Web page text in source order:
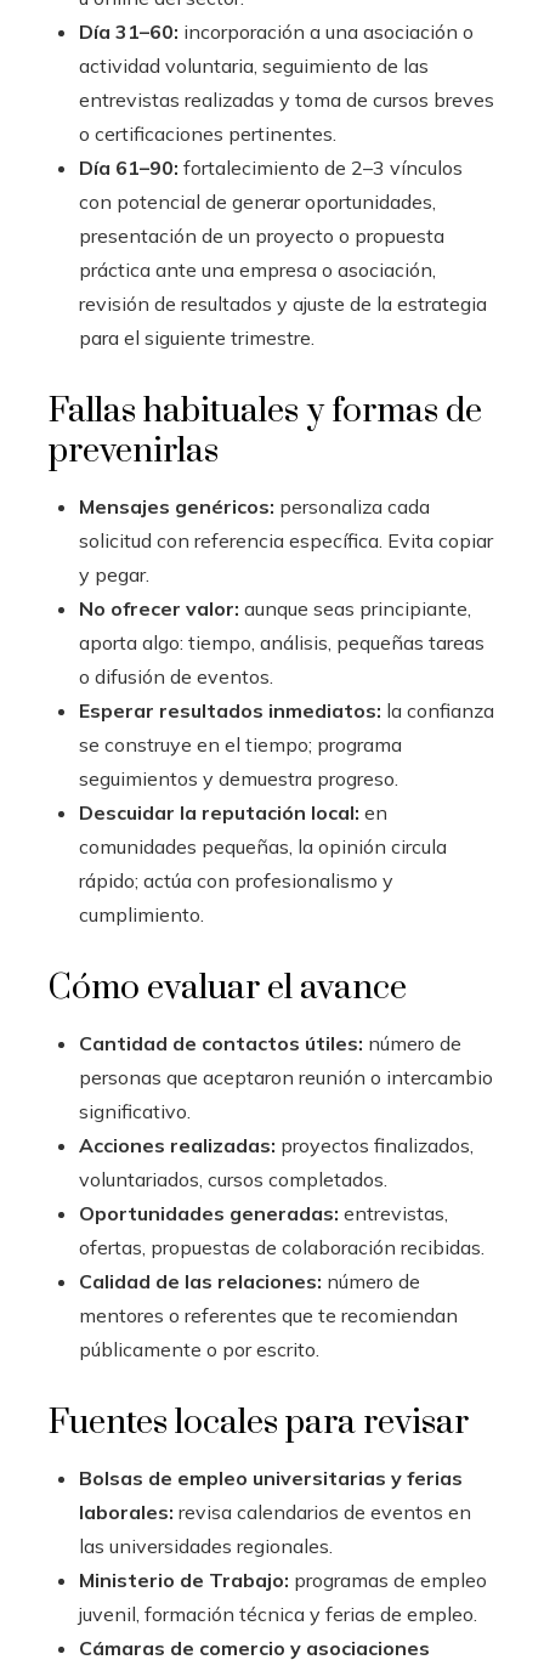
Día 31–60: incorporación a una asociación o
actividad voluntaria, seguimiento de las
entrevistas realizadas y toma de cursos breves
o certificaciones pertinentes.
Día 61–90: fortalecimiento de 2–3 vínculos
con potencial de generar oportunidades,
presentación de un proyecto o propuesta
práctica ante una empresa o asociación,
revisión de resultados y ajuste de la estrategia
para el siguiente trimestre.
Fallas habituales y formas de
prevenirlas
Mensajes genéricos: personaliza cada
solicitud con referencia específica. Evita copiar
y pegar.
No ofrecer valor: aunque seas principiante,
aporta algo: tiempo, análisis, pequeñas tareas
o difusión de eventos.
Esperar resultados inmediatos: la confianza
se construye en el tiempo; programa
seguimientos y demuestra progreso.
Descuidar la reputación local: en
comunidades pequeñas, la opinión circula
rápido; actúa con profesionalismo y
cumplimiento.
Cómo evaluar el avance
Cantidad de contactos útiles: número de
personas que aceptaron reunión o intercambio
significativo.
Acciones realizadas: proyectos finalizados,
voluntariados, cursos completados.
Oportunidades generadas: entrevistas,
ofertas, propuestas de colaboración recibidas.
Calidad de las relaciones: número de
mentores o referentes que te recomiendan
públicamente o por escrito.
Fuentes locales para revisar
Bolsas de empleo universitarias y ferias
laborales: revisa calendarios de eventos en
las universidades regionales.
Ministerio de Trabajo: programas de empleo
juvenil, formación técnica y ferias de empleo.
Cámaras de comercio y asociaciones